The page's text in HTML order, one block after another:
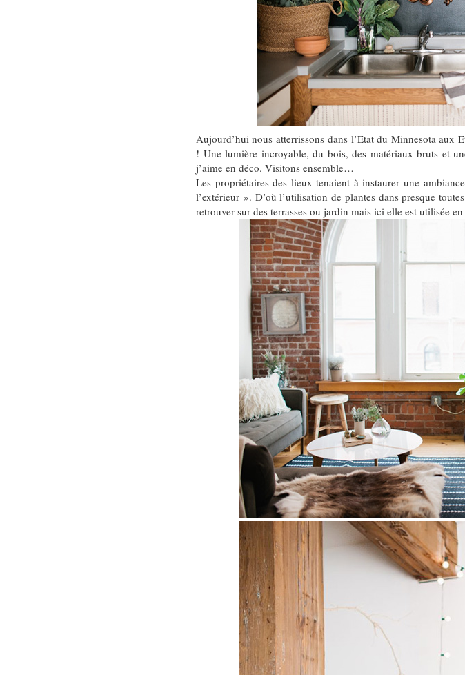
Aujourd’hui nous atterrissons dans l’Etat du Minnesota
! Une lumière incroyable, du bois, des matériaux bruts et
j’aime en déco. Visitons ensemble…
Les propriétaires des lieux tenaient à instaurer une
l’extérieur ». D’où l’utilisation de plantes dans presque
retrouver sur des terrasses ou jardin mais ici elle est utilisée